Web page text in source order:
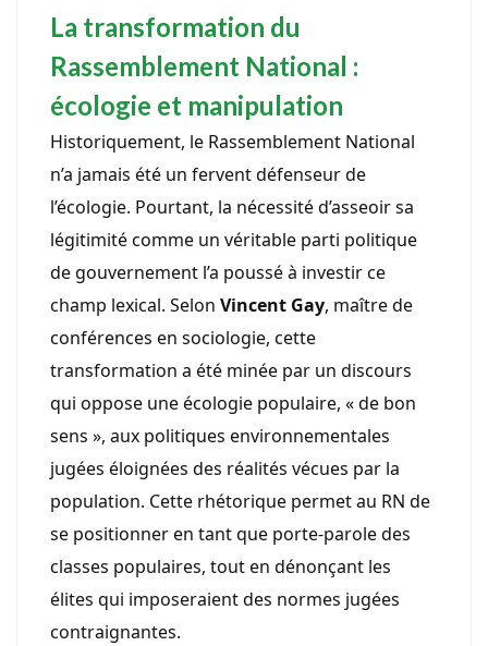
La transformation du
Rassemblement National :
écologie et manipulation
Historiquement, le Rassemblement National
n’a jamais été un fervent défenseur de
l’écologie. Pourtant, la nécessité d’asseoir sa
légitimité comme un véritable parti politique
de gouvernement l’a poussé à investir ce
champ lexical. Selon Vincent Gay, maître de
conférences en sociologie, cette
transformation a été minée par un discours
qui oppose une écologie populaire, « de bon
sens », aux politiques environnementales
jugées éloignées des réalités vécues par la
population. Cette rhétorique permet au RN de
se positionner en tant que porte-parole des
classes populaires, tout en dénonçant les
élites qui imposeraient des normes jugées
contraignantes.